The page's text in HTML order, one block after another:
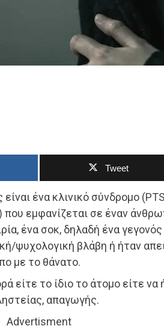
Tweet
ένα κλινικό σύνδρομο
εμφανίζεται σε έναν
ένα σοκ, δηλαδή ένα
ψυχολογική βλάβη ή ήταν
με το θάνατο.
είτε το ίδιο το άτομο είτε να
απαγωγής.
Advertisment